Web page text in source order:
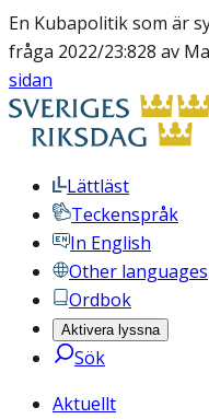
En Kubapolitik som är
fråga 2022/23:828 av
sidan
Lättläst
Teckenspråk
In English
Other languages
Ordbok
Aktivera lyssna
Sök
Aktuellt